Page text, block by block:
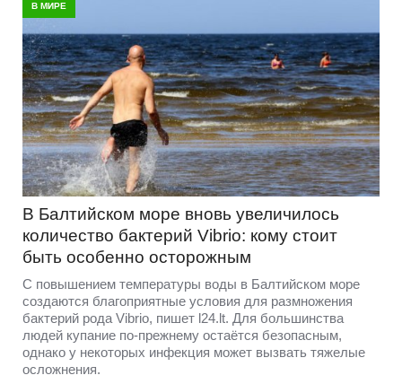
В МИРЕ
В Балтийском море вновь увеличилось
количество бактерий Vibrio: кому стоит
быть особенно осторожным
С повышением температуры воды в Балтийском море
создаются благоприятные условия для размножения
бактерий рода Vibrio, пишет l24.lt. Для большинства
людей купание по-прежнему остаётся безопасным,
однако у некоторых инфекция может вызвать тяжелые
осложнения.